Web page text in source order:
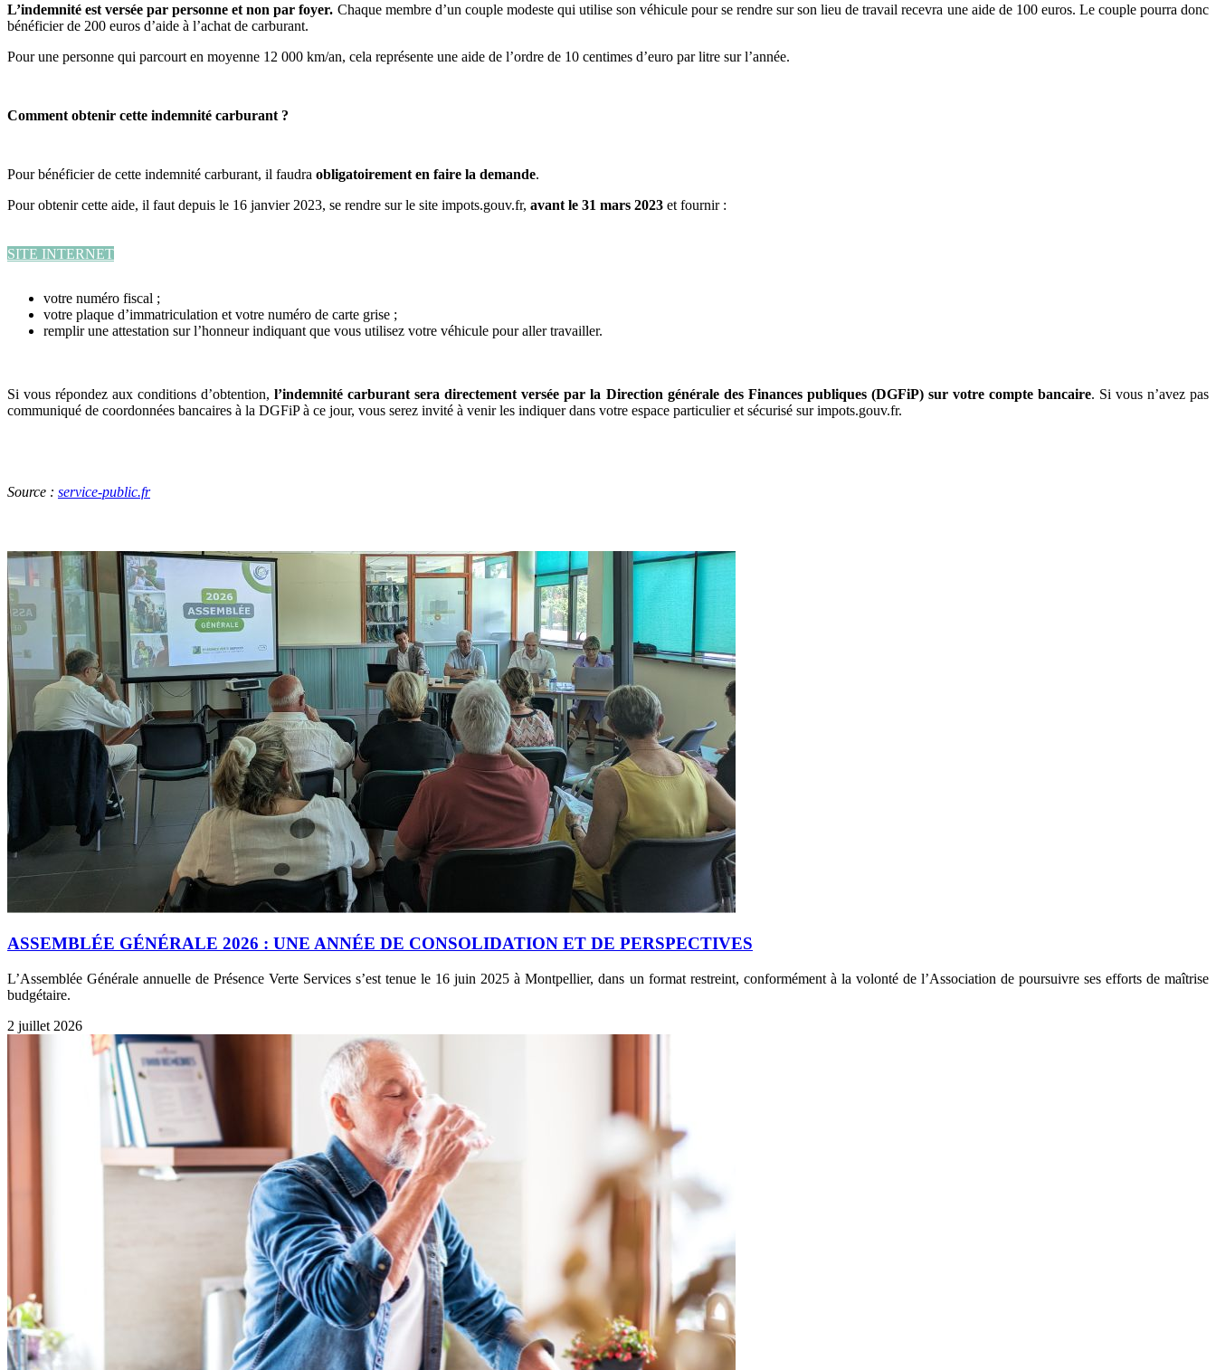
L’indemnité est versée par personne et non par foyer. Chaque membre d’un couple modeste qui utilise son véhicule pour se rendre sur son lieu de travail recevra une aide de 100 euros. Le couple pourra donc
bénéficier de 200 euros d’aide à l’achat de carburant.
Pour une personne qui parcourt en moyenne 12 000 km/an, cela représente une aide de l’ordre de 10 centimes d’euro par litre sur l’année.
Comment obtenir cette indemnité carburant ?
Pour bénéficier de cette indemnité carburant, il faudra obligatoirement en faire la demande.
Pour obtenir cette aide, il faut depuis le 16 janvier 2023, se rendre sur le site impots.gouv.fr, avant le 31 mars 2023 et fournir :
SITE INTERNET
votre numéro fiscal ;
votre plaque d’immatriculation et votre numéro de carte grise ;
remplir une attestation sur l’honneur indiquant que vous utilisez votre véhicule pour aller travailler.
Si vous répondez aux conditions d’obtention,l’indemnité carburant sera directement versée par la Direction générale des Finances publiques (DGFiP) sur votre compte bancaire. Si vous n’avez pas
communiqué de coordonnées bancaires à la DGFiP à ce jour, vous serez invité à venir les indiquer dans votre espace particulier et sécurisé sur impots.gouv.fr.
Source : service-public.fr
ASSEMBLÉE GÉNÉRALE 2026 : UNE ANNÉE DE CONSOLIDATION ET DE PERSPECTIVES
L’Assemblée Générale annuelle de Présence Verte Services s’est tenue le 16 juin 2025 à Montpellier, dans un format restreint, conformément à la volonté de l’Association de poursuivre ses efforts de maîtrise
budgétaire.
2 juillet 2026